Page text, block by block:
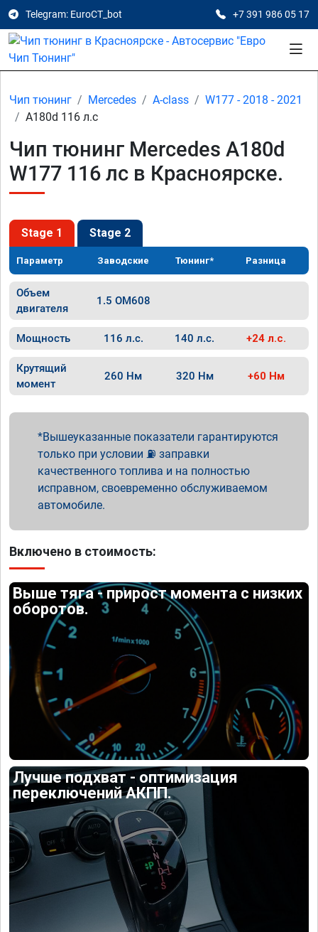
Telegram: EuroCT_bot +7 391 986 05 17
Чип тюнинг Mercedes A-class
W177 - 2018 - 2021
A180d 116 л.с
Чип тюнинг Mercedes A180d
W177 116 лс в Красноярске.
Stage 1 Stage 2
Параметр Заводские Тюнинг* Разница
Объем
двигателя
1.5 OM608
Мощность 116 л.с. 140 л.с. +24 л.с.
Крутящий
момент
260 Нм 320 Нм +60 Нм
Вышеуказанные показатели гарантируются
только при условии ⛽ заправки
качественного топлива и на полностью
исправном, своевременно обслуживаемом
автомобиле.
Включено в стоимость:
Выше тяга - прирост момента с низких
оборотов.
Лучше подхват - оптимизация
переключений АКПП.